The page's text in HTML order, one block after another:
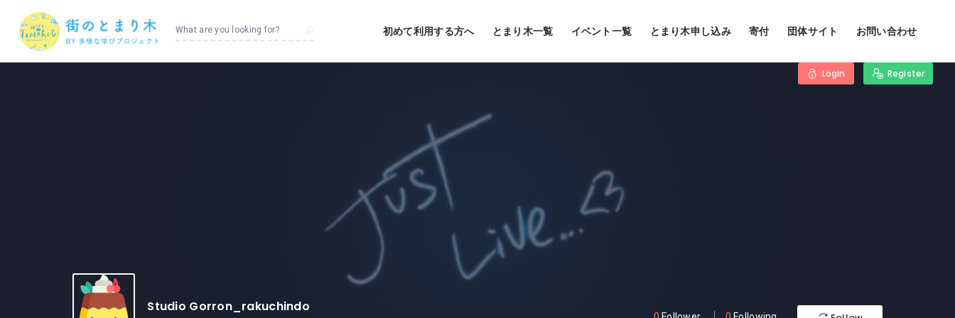
What are you looking for? 初めて利用する方へ とまり木一覧 イベント一覧 とまり木申し込み 寄付 団体サイト お問い合わせ
Login Register
Studio Gorron_rakuchindo